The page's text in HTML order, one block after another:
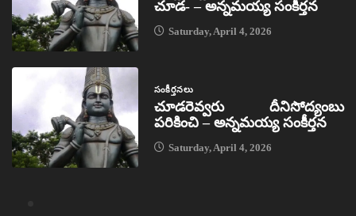
చూడ- – అన్నమయ్య సంకీర్తన
Saturday, April 4, 2026
సంకీర్తనలు
చూడరెవ్వరు దీనిసోద్యంబు
పరికించి – అన్నమయ్య సంకీర్తన
Saturday, April 4, 2026